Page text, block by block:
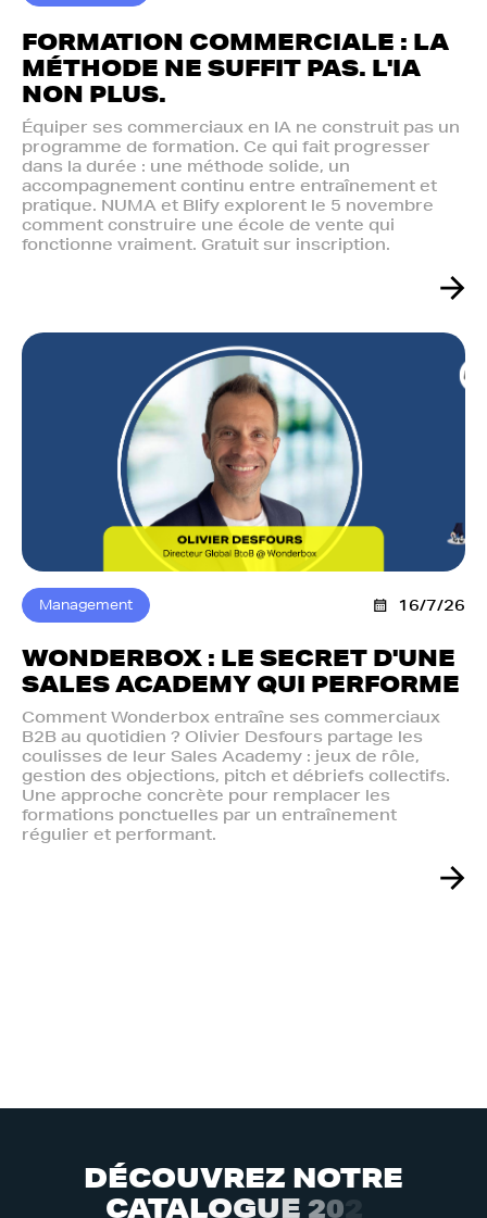
FORMATION COMMERCIALE : LA
MÉTHODE NE SUFFIT PAS. L'IA
NON PLUS.‍
Équiper ses commerciaux en IA ne construit pas un
programme de formation. Ce qui fait progresser
dans la durée : une méthode solide, un
accompagnement continu entre entraînement et
pratique. NUMA et Blify explorent le 5 novembre
comment construire une école de vente qui
fonctionne vraiment. Gratuit sur inscription.
Management 16/7/26
WONDERBOX : LE SECRET D'UNE
SALES ACADEMY QUI PERFORME
Comment Wonderbox entraîne ses commerciaux
B2B au quotidien ? Olivier Desfours partage les
coulisses de leur Sales Academy : jeux de rôle,
gestion des objections, pitch et débriefs collectifs.
Une approche concrète pour remplacer les
formations ponctuelles par un entraînement
régulier et performant.
DÉCOUVREZ NOTRE
CATALOGUE 20